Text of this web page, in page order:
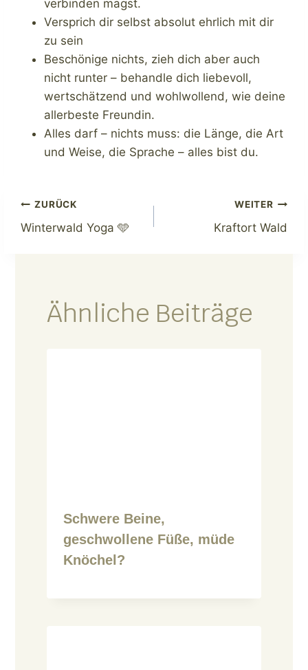
verbinden magst.
Versprich dir selbst absolut ehrlich mit dir
zu sein
Beschönige nichts, zieh dich aber auch
nicht runter – behandle dich liebevoll,
wertschätzend und wohlwollend, wie deine
allerbeste Freundin.
Alles darf – nichts muss: die Länge, die Art
und Weise, die Sprache – alles bist du.
Beitragsnavigation
ZURÜCK
Winterwald Yoga 🩵
WEITER
Kraftort Wald
Ähnliche Beiträge
Schwere Beine,
geschwollene Füße, müde
Knöchel?